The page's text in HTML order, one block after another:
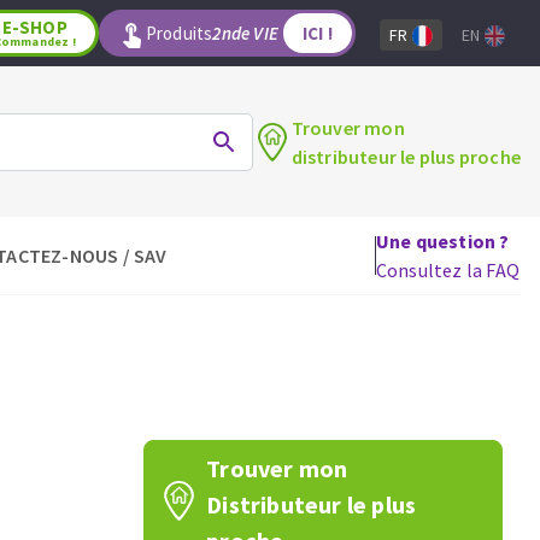
OUTILS POUR LE BOIS
Fraises carbure
Fers et plaquettes
Lames de scie à ruban
E-SHOP
! Produits2nde VIE ICI ! FR EN
Trouver mon
distributeur le plus proche
NOUS / SAV
Une question ?
Consultez la FAQ
Trouver mon
Distributeur le plus